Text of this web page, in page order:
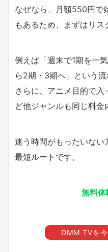
なぜなら、月額550円で
もあるため、まずはリス
例えば「週末で1期を一
ら2期・3期へ」という流
さらに、アニメ目的で
ど他ジャンルも同じ料金
迷う時間がもったいな
最短ルートです。
無料体
DMM TVを